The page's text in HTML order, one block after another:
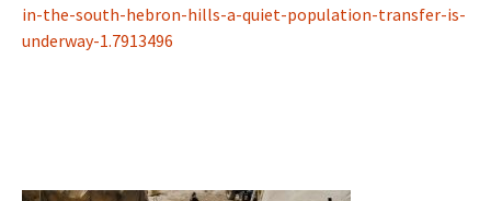
in-the-south-hebron-hills-a-quiet-population-transfer-is-
underway-1.7913496